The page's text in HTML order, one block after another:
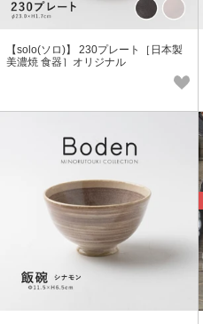
【solo(ソロ)】 230プレート［日本製
美濃焼 食器］オリジナル